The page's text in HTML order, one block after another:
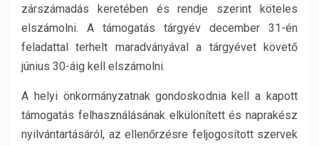
zárszámadás keretében és rendje szerint köteles
elszámolni. A támogatás tárgyév december 31-én
feladattal terhelt maradványával a tárgyévet követő
június 30-áig kell elszámolni.
A helyi önkormányzatnak gondoskodnia kell a kapott
támogatás felhasználásának elkülönített és naprakész
nyilvántartásáról, az ellenőrzésre feljogosított szervek